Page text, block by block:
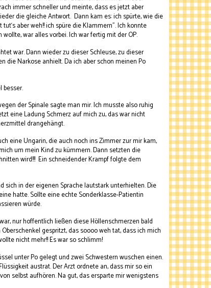
immer schneller und meinte, dass es jetzt aber
die gleiche Antwort. Dann kam es: ich spürte, wie die
aber weh!! ich spüre die Klammern". Ich konnte
war alles vorbei. Ich war fertig mit der OP.
war. Dann wieder zu dieser Schleuse, zu dieser
die Narkose anhielt. Da ich aber schon meinen Po
besser.
der Spinale sagte man mir. Ich musste also ruhig
eine Ladung Schmerz auf mich zu, das war nicht
drangehängt.
eine Ungarin, die auch noch ins Zimmer zur mir kam,
um mein Kind zu kümmern. Dann setzten die
wird!!! Ein schneidender Krampf folgte dem
in der eigenen Sprache lautstark unterhielten. Die
hatte. Sollte eine echte Sonderklasse-Patientin
würde.
nur hoffentlich ließen diese Höllenschmerzen bald
gespritzt, das soooo weh tat, dass ich mich
nicht mehr!! Es war so schlimm!
unter Po gelegt und zwei Schwestern wuschen einen.
austrat. Der Arzt ordnete an, dass mir so ein
selbst aufhören. Na gut, das ersparte mir wenigstens